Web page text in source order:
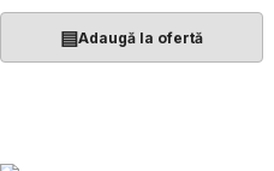
▤Adaugă la ofertă